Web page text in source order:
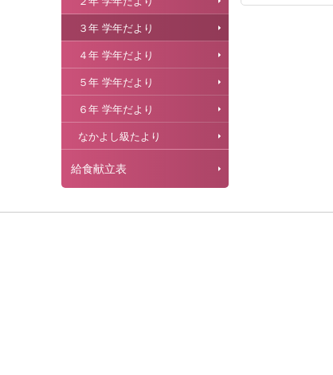
３年 学年だより
４年 学年だより
５年 学年だより
６年 学年だより
なかよし級たより
給食献立表